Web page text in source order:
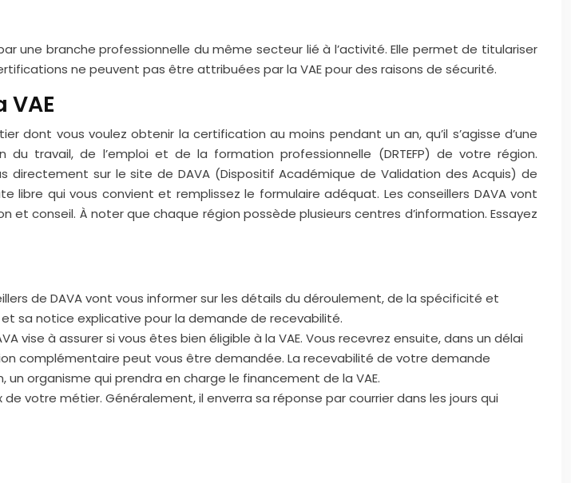
branche professionnelle du même secteur lié à l’activité. Elle permet de titulariser
ne peuvent pas être attribuées par la VAE pour des raisons de sécurité.
dont vous voulez obtenir la certification au moins pendant un an, qu’il s’agisse d’une
travail, de l’emploi et de la formation professionnelle (DRTEFP) de votre région.
directement sur le site de DAVA (Dispositif Académique de Validation des Acquis) de
libre qui vous convient et remplissez le formulaire adéquat. Les conseillers DAVA vont
conseil. À noter que chaque région possède plusieurs centres d’information. Essayez
de DAVA vont vous informer sur les détails du déroulement, de la spécificité et
sa notice explicative pour la demande de recevabilité.
vise à assurer si vous êtes bien éligible à la VAE. Vous recevrez ensuite, dans un délai
complémentaire peut vous être demandée. La recevabilité de votre demande
organisme qui prendra en charge le financement de la VAE.
votre métier. Généralement, il enverra sa réponse par courrier dans les jours qui